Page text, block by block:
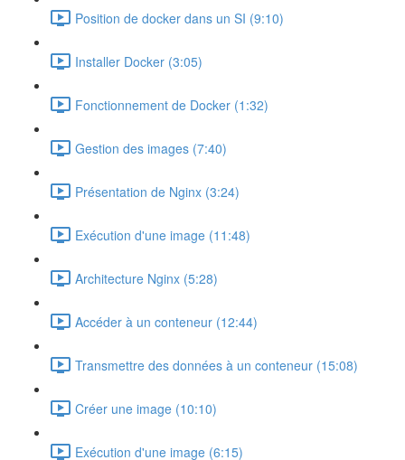
Position de docker dans un SI (9:10)
Installer Docker (3:05)
Fonctionnement de Docker (1:32)
Gestion des images (7:40)
Présentation de Nginx (3:24)
Exécution d'une image (11:48)
Architecture Nginx (5:28)
Accéder à un conteneur (12:44)
Transmettre des données à un conteneur (15:08)
Créer une image (10:10)
Exécution d'une image (6:15)